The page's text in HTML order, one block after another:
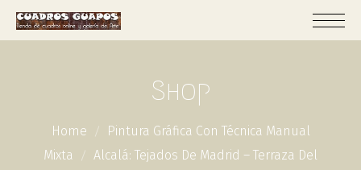
Shop
Home
Pintura Gráfica Con Técnica Manual
Mixta
Alcalá: Tejados De Madrid – Terraza Del